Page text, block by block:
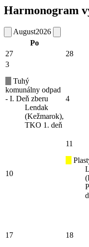
Harmonogram
August2026
Po
27
28
3
Tuhý
komunálny odpad
- I. Deň zberu
Lendak
(Kežmarok),
TKO 1. deň
4
10
11
17 18